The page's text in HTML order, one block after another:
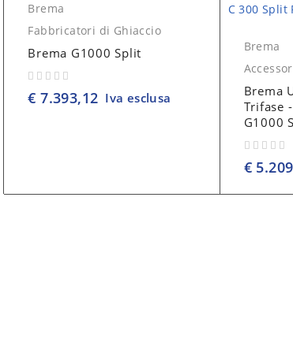
Brema
Fabbricatori di Ghiaccio
Brema G1000 Split
€ 7.393,12 Iva esclusa
Brema
Brema
Trifase
G1000
€